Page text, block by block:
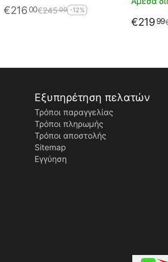
€21600€24500 -12%
€219 99
Εξυπηρέτηση πελατών
Τρόποι παραγγελίας
Τρόποι πληρωμής
Τρόποι αποστολής
Sitemap
Εγγύηση